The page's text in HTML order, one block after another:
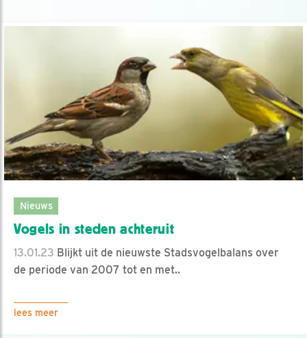
Nieuws
Vogels in steden achteruit
13.01.23 Blijkt uit de nieuwste Stadsvogelbalans over
de periode van 2007 tot en met..
lees meer